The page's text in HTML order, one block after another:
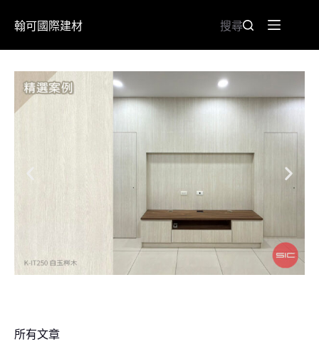
翰可國際建材 搜尋
所有文章